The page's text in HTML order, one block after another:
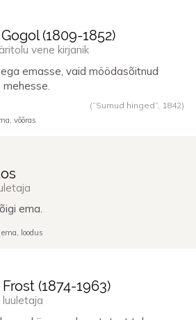
(1809-1852)
vene kirjanik
emasse, vaid möödasõitnud
(“Surnud hinged”, 1842)
võõras
ema.
ema loodus
(1874-1963)